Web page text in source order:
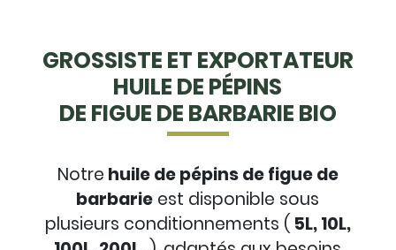
GROSSISTE ET EXPORTATEUR
HUILE DE PÉPINS
DE FIGUE DE BARBARIE BIO
Notre huile de pépins de figue de
barbarie est disponible sous
plusieurs conditionnements ( 5L, 10L,